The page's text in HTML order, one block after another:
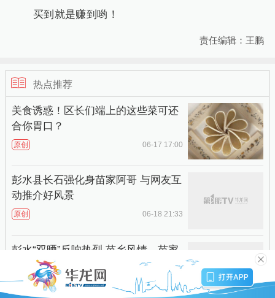
买到就是赚到哟！
责任编辑：王鹏
热点推荐
美食诱惑！区长们端上的这些菜可还
合你胃口？
原创 06-17 17:00
彭水县长石强化身苗家阿哥 与网友互
动推介好风景
原创 06-18 21:33
彭水“双晒”反响热烈 苗乡风情、苗家
好货受追捧
06-19 22:38